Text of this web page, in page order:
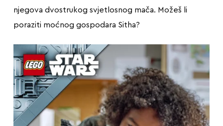
njegova dvostrukog svjetlosnog mača. Možeš li
poraziti moćnog gospodara Sitha?